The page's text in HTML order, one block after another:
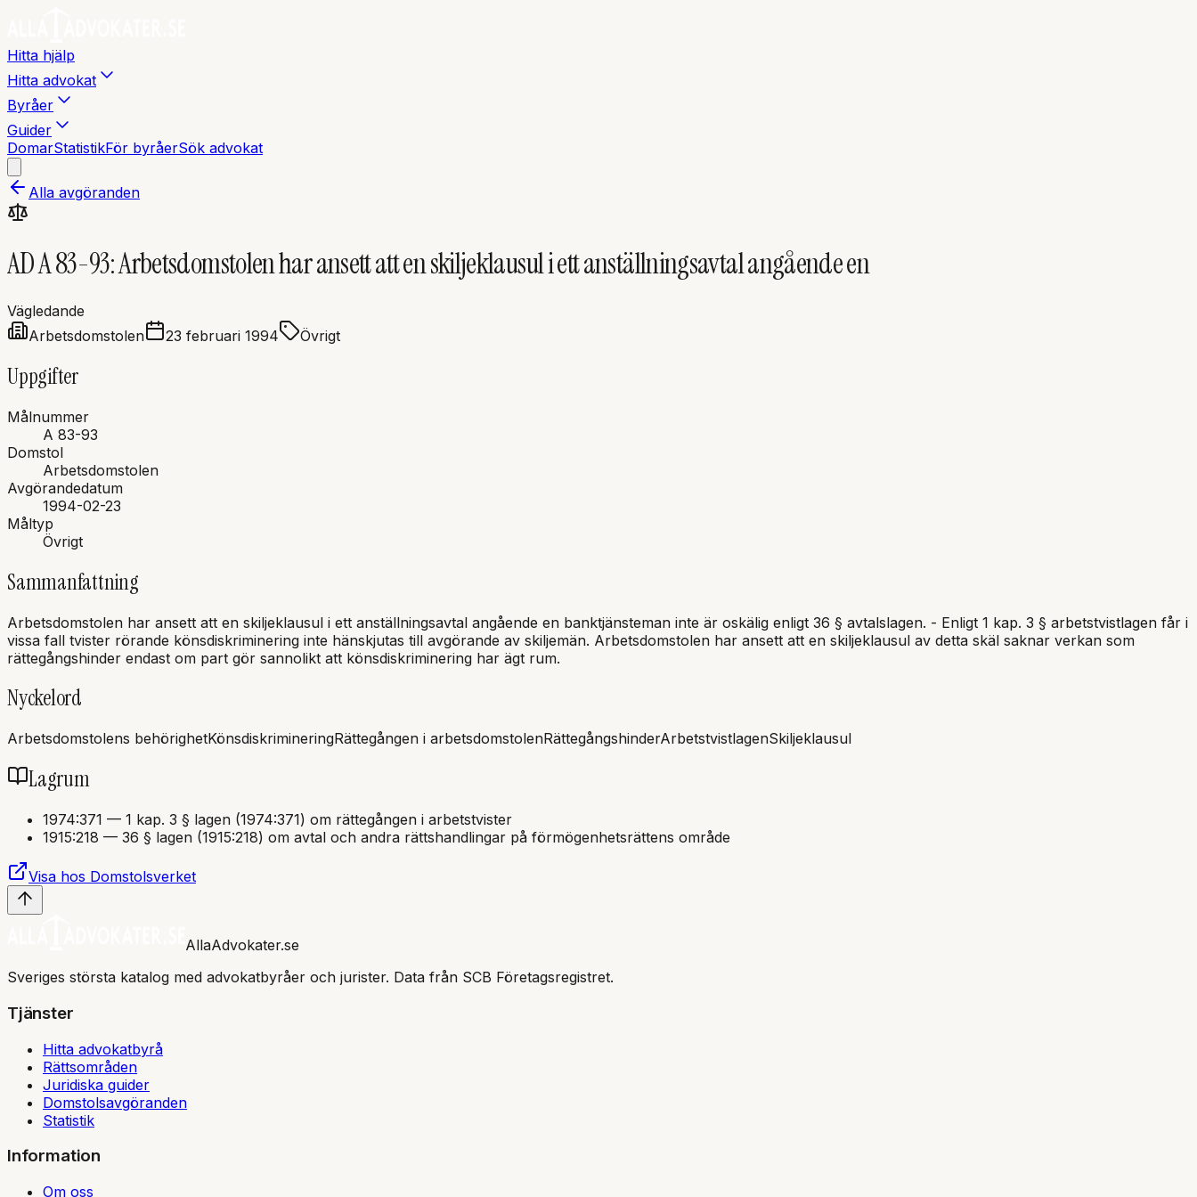
Hitta hjälp
Hitta advokat
Byråer
Guider
DomarStatistikFör byråerSök advokat
Alla avgöranden
AD A 83-93: Arbetsdomstolen har ansett att en skiljeklausul i ett anställningsavtal angående en
Vägledande
Arbetsdomstolen
23 februari 1994 Övrigt
Uppgifter
Målnummer
A 83-93
Domstol
Arbetsdomstolen
Avgörandedatum
1994-02-23
Måltyp
Övrigt
Sammanfattning
Arbetsdomstolen har ansett att en skiljeklausul i ett anställningsavtal angående en banktjänsteman inte är oskälig enligt 36 § avtalslagen. - Enligt 1 kap. 3 § arbetstvistlagen får i
vissa fall tvister rörande könsdiskriminering inte hänskjutas till avgörande av skiljemän. Arbetsdomstolen har ansett att en skiljeklausul av detta skäl saknar verkan som
rättegångshinder endast om part gör sannolikt att könsdiskriminering har ägt rum.
Nyckelord
Arbetsdomstolens behörighetKönsdiskrimineringRättegången i arbetsdomstolenRättegångshinderArbetstvistlagenSkiljeklausul
Lagrum
1974:371 — 1 kap. 3 § lagen (1974:371) om rättegången i arbetstvister
1915:218 — 36 § lagen (1915:218) om avtal och andra rättshandlingar på förmögenhetsrättens område
Visa hos Domstolsverket
AllaAdvokater.se
Sveriges största katalog med advokatbyråer och jurister. Data från SCB Företagsregistret.
Tjänster
Hitta advokatbyrå
Rättsområden
Juridiska guider
Domstolsavgöranden
Statistik
Information
Om oss